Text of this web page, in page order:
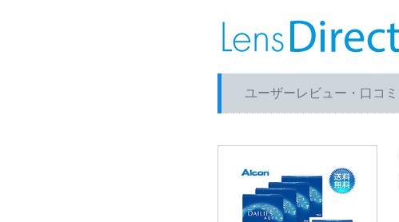
ユーザーレビュー・口コミ